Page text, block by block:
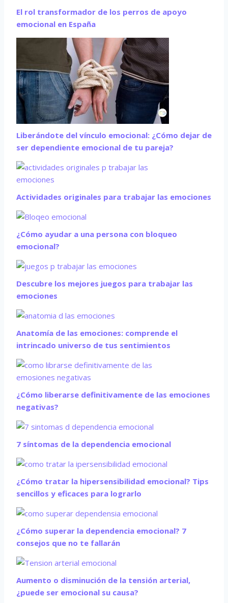
El rol transformador de los perros de apoyo
emocional en España
Liberándote del vínculo emocional: ¿Cómo dejar de
ser dependiente emocional de tu pareja?
Actividades originales para trabajar las emociones
¿Cómo ayudar a una persona con bloqueo
emocional?
Descubre los mejores juegos para trabajar las
emociones
Anatomía de las emociones: comprende el
intrincado universo de tus sentimientos
¿Cómo liberarse definitivamente de las emociones
negativas?
7 síntomas de la dependencia emocional
¿Cómo tratar la hipersensibilidad emocional? Tips
sencillos y eficaces para lograrlo
¿Cómo superar la dependencia emocional? 7
consejos que no te fallarán
Aumento o disminución de la tensión arterial,
¿puede ser emocional su causa?